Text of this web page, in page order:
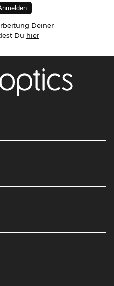
Deiner
Du hier